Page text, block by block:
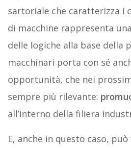
sartoriale che caratterizza
di macchine rappresenta
delle logiche alla base della
macchinari porta con sé
opportunità, che nei
sempre più rilevante:
all’interno della filiera
E, anche in questo caso,